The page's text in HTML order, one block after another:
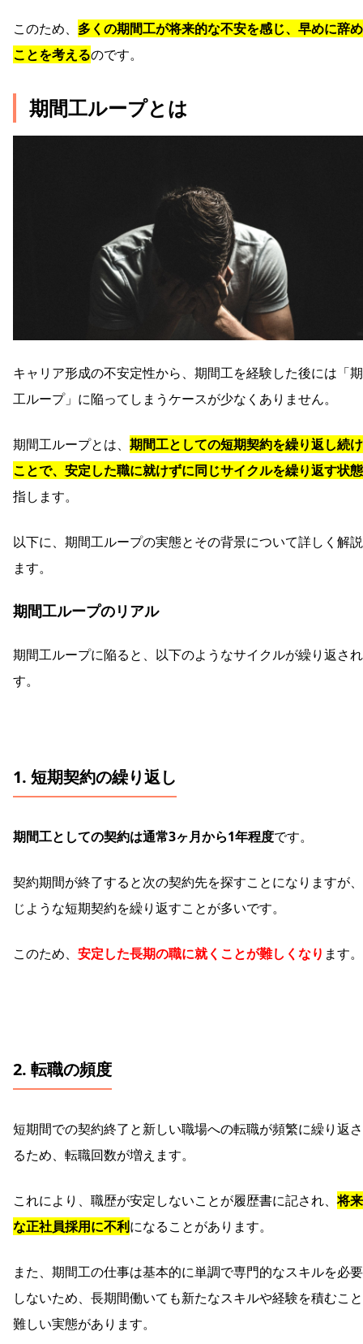
このため、 多くの期間工が将来的な不安を感じ、早めに辞
ことを考えるのです。
期間工ループとは
キャリア形成の不安定性から、期間工を経験した後には「
工ループ」に陥ってしまうケースが少なくありません。
期間工ループとは、 期間工としての短期契約を繰り返し続
ことで、安定した職に就けずに同じサイクルを繰り返す状態
指します。
以下に、期間工ループの実態とその背景について詳しく解
ます。
期間工ループのリアル
期間工ループに陥ると、以下のようなサイクルが繰り返さ
す。
1. 短期契約の繰り返し
期間工としての契約は通常3ヶ月から1年程度です。
契約期間が終了すると次の契約先を探すことになりますが
じような短期契約を繰り返すことが多いです。
このため、 安定した長期の職に就くことが難しくなり ます。
2. 転職の頻度
短期間での契約終了と新しい職場への転職が頻繁に繰り返
るため、転職回数が増えます。
これにより、職歴が安定しないことが履歴書に記され、将
な正社員採用に不利になることがあります。
また、期間工の仕事は基本的に単調で専門的なスキルを必
しないため、長期間働いても新たなスキルや経験を積むこ
難しい実態があります。